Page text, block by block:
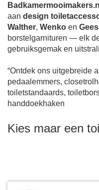
Badkamermooimakers.nl
aan design
Walther, Wenko en
borstelgarnituren — elk
gebruiksgemak en
“Ontdek ons uitgebreide
pedaalemmers,
toiletstandaards,
handdoekhaken
Kies maar een